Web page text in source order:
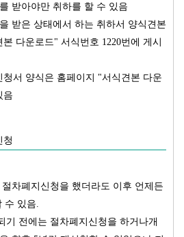
받아야만 취하를 할 수 있음
받은 상태에서 하는 취하서 양식견본
다운로드" 서식번호 1220번에 게시
청서 양식은 홈페이지 "서식견본 다운
음
청
차폐지신청을 했더라도 이후 언제든
수 있음.
기 전에는 절차폐지신청을 하거나개